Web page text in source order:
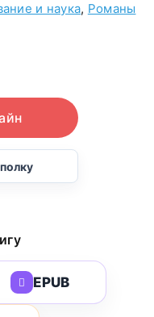
и наука, Романы
EPUB